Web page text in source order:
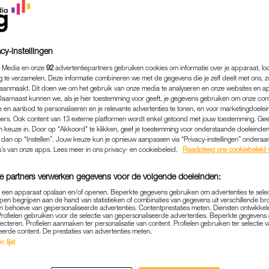
GOOISCHE MOEDER'
VERLIEST
VROEGGEBOORTE
02-10-2021 | MARIJE KNEVEL
zaterdagavond verdrietig nieuws op Instagram.
instellingen
en onze 92 advertentiepartners gebruiken cookies om informatie over je apparaat,
te verzamelen. Deze informatie combineren we met de gegevens die je zelf deelt met ons,
Dit doen we om het gebruik van onze media te analyseren en onze websites en
kunnen we, als je hier toestemming voor geeft, je gegevens gebruiken om onze
en aanbod te personaliseren en je relevante advertenties te tonen, en voor
Ook content van 13 externe platformen wordt enkel getoond met jouw toestemming.
keuze in. Door op "Akkoord" te klikken, geef je toestemming voor onderstaande
op “Instellen”. Jouw keuze kun je opnieuw aanpassen via “Privacy-instellingen”
van onze apps. Lees meer in ons privacy- en cookiebeleid.
Raadpleeg ons cookiebeleid
partners verwerken gegevens voor de volgende doeleinden:
apparaat opslaan en/of openen. Beperkte gegevens gebruiken om advertenties te
begrijpen aan de hand van statistieken of combinaties van gegevens uit verschillende
behoeve van gepersonaliseerde advertenties. Contentprestaties meten. Diensten
gebruiken voor de selectie van gepersonaliseerde advertenties. Beperkte
Profielen aanmaken ter personalisatie van content. Profielen gebruiken ter selectie
content. De prestaties van advertenties meten.
lijst